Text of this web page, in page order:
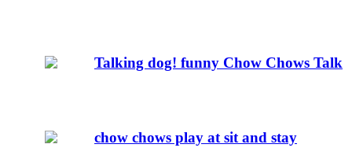
Talking dog! funny Chow Chows Talk
chow chows play at sit and stay